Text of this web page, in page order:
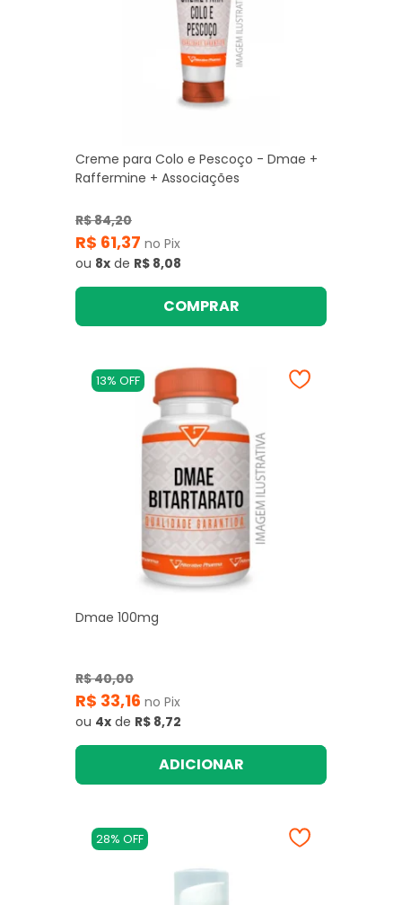
Creme para Colo e Pescoço - Dmae +
Raffermine + Associações
R$ 84,20
R$ 61,37 no Pix
ou 8x de R$ 8,08
COMPRAR
13% OFF
Dmae 100mg
R$ 40,00
R$ 33,16 no Pix
ou 4x de R$ 8,72
ADICIONAR
28% OFF